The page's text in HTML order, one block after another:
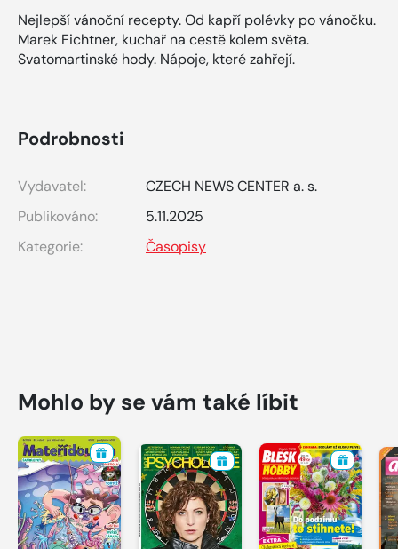
Nejlepší vánoční recepty. Od kapří polévky po vánočku.
Marek Fichtner, kuchař na cestě kolem světa.
Svatomartinské hody. Nápoje, které zahřejí.
Podrobnosti
Vydavatel:
CZECH NEWS CENTER a. s.
Publikováno:
5.11.2025
Kategorie:
Časopisy
Mohlo by se vám také líbit